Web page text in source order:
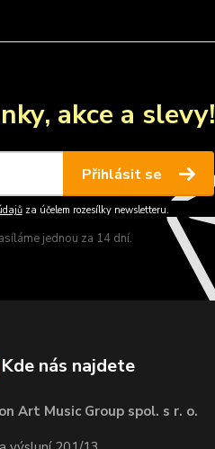
akce a slevy!
Přihlásit se
za účelem rozesílky newsletteru.
jednou za 14 dní.
Kde nás najdete
Art Music Group spol. s r. o.